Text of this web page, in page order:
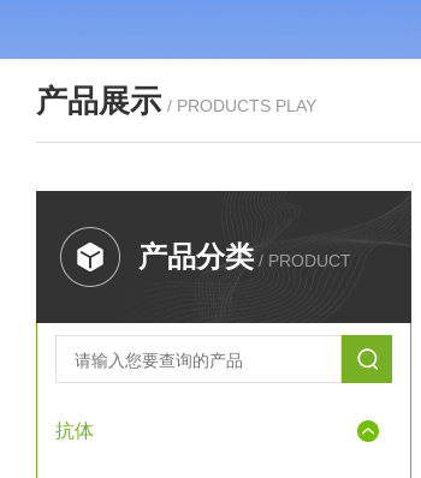
产品展示 / PRODUCTS PLAY
产品分类 / PRODUCT
抗体